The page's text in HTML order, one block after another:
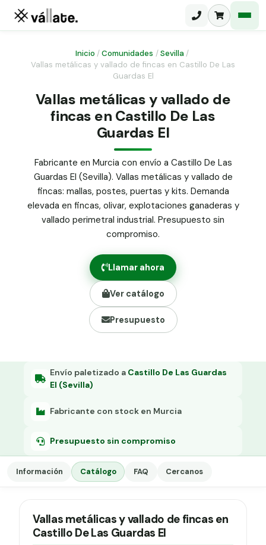
Malla electrosoldada
Malla ganadera
Malla simple torsión
Malla triple torsión
Panel malla H.
Puerta abatible dos hojas
Puerta acceso peatonal
Poste malla Hércules
Poste malla simple torsión
Alambre de espino galvanizado
Alambre liso galvanizado
Malla ocultación 70 g/m² verde
Grapa malla H.
Grapadora
Grapas a-18
Inicio /Comunidades / Sevilla /
Vallas metálicas y vallado de fincas en Castillo De Las
Guardas El
Vallas metálicas y vallado de
fincas en Castillo De Las
Guardas El
Fabricante en Murcia con envío a Castillo De Las
Guardas El (Sevilla). Vallas metálicas y vallado de
fincas: mallas, postes, puertas y kits. Demanda
elevada en fincas, olivar, explotaciones ganaderas y
vallado perimetral industrial. Presupuesto sin
compromiso.
Llamar ahora
Ver catálogo
Presupuesto
Envío paletizado a Castillo De Las Guardas
El (Sevilla)
Fabricante con stock en Murcia
Presupuesto sin compromiso
Información Catálogo FAQ Cercanos
Vallas metálicas y vallado de fincas en
Castillo De Las Guardas El